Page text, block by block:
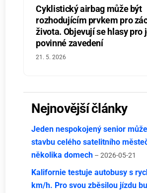
Cyklistický airbag může být
rozhodujícím prvkem pro
života. Objevují se hlasy pro
povinné zavedení
21. 5. 2026
Nejnovější články
Jeden nespokojený senior
stavbu celého satelitního
několika domech – 2026-05-21
Kalifornie testuje autobusy s
km/h. Pro svou zběsilou jízdu